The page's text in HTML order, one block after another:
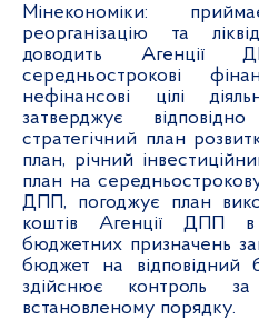
Мінекономіки:
реорганізацію та
доводить Агенції
середньострокові
нефінансові цілі
затверджує
стратегічний план
план, річний
план на
ДПП, погоджує план
коштів Агенції ДПП в
бюджетних призначень
бюджет на відповідний
здійснює контроль
встановленому порядку.